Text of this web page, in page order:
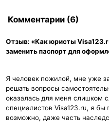
Комментарии (6)
Отзыв: «Как юристы
заменить паспорт для
Я человек пожилой, мне уже
решать вопросы
оказалась для меня слишком
специалистов Visa123.ru, я бы
возможно, даже часть